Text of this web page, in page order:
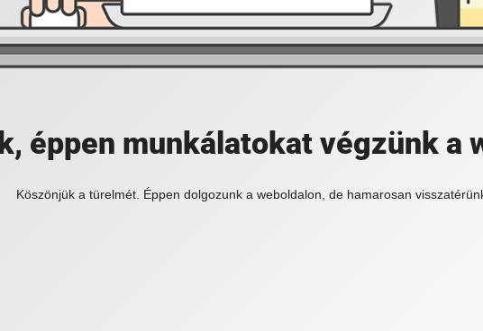
éppen munkálatokat végzünk a
Köszönjük a türelmét. Éppen dolgozunk a weboldalon, de hamarosan